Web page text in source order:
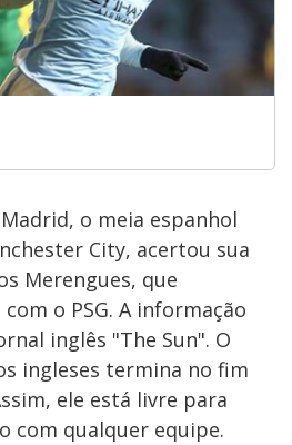
o meia espanhol
City, acertou sua
Merengues, que
o PSG. A informação
inglês "The Sun". O
ingleses termina no fim
ele está livre para
com qualquer equipe.